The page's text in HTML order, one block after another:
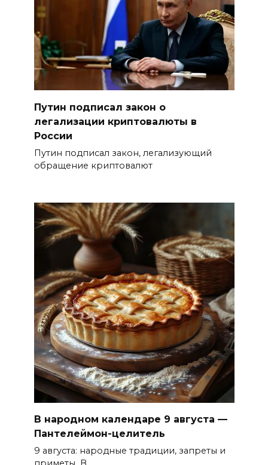
Путин подписал закон о
легализации криптовалюты в
России
Путин подписал закон, легализующий
обращение криптовалют
В народном календаре 9 августа —
Пантелеймон-целитель
9 августа: народные традиции, запреты и